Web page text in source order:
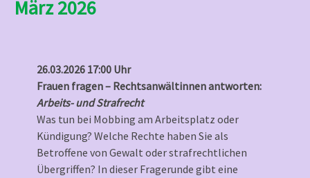
März 2026
26.03.2026 17:00 Uhr
Frauen fragen – Rechtsanwältinnen antworten:
Arbeits- und Strafrecht
Was tun bei Mobbing am Arbeitsplatz oder
Kündigung? Welche Rechte haben Sie als
Betroffene von Gewalt oder strafrechtlichen
Übergriffen? In dieser Fragerunde gibt eine